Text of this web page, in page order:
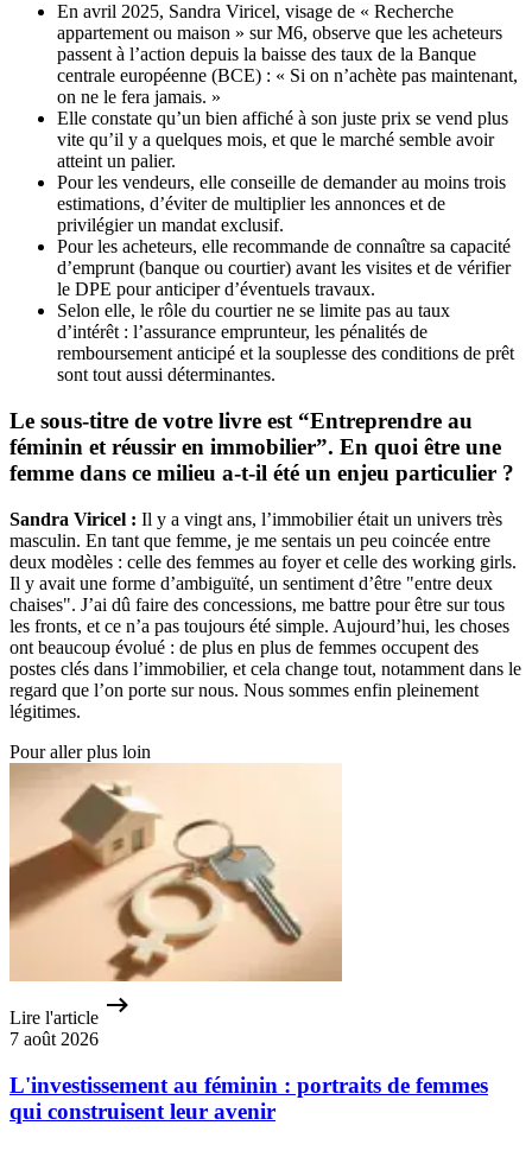
En avril 2025, Sandra Viricel, visage de « Recherche
appartement ou maison » sur M6, observe que les acheteurs
passent à l’action depuis la baisse des taux de la Banque
centrale européenne (BCE) : « Si on n’achète pas maintenant,
on ne le fera jamais. »
Elle constate qu’un bien affiché à son juste prix se vend plus
vite qu’il y a quelques mois, et que le marché semble avoir
atteint un palier.
Pour les vendeurs, elle conseille de demander au moins trois
estimations, d’éviter de multiplier les annonces et de
privilégier un mandat exclusif.
Pour les acheteurs, elle recommande de connaître sa capacité
d’emprunt (banque ou courtier) avant les visites et de vérifier
le DPE pour anticiper d’éventuels travaux.
Selon elle, le rôle du courtier ne se limite pas au taux
d’intérêt : l’assurance emprunteur, les pénalités de
remboursement anticipé et la souplesse des conditions de prêt
sont tout aussi déterminantes.
Le sous-titre de votre livre est “Entreprendre au
féminin et réussir en immobilier”. En quoi être une
femme dans ce milieu a-t-il été un enjeu particulier ?
Sandra Viricel : Il y a vingt ans, l’immobilier était un univers très
masculin. En tant que femme, je me sentais un peu coincée entre
deux modèles : celle des femmes au foyer et celle des working girls.
Il y avait une forme d’ambiguïté, un sentiment d’être "entre deux
chaises". J’ai dû faire des concessions, me battre pour être sur tous
les fronts, et ce n’a pas toujours été simple. Aujourd’hui, les choses
ont beaucoup évolué : de plus en plus de femmes occupent des
postes clés dans l’immobilier, et cela change tout, notamment dans le
regard que l’on porte sur nous. Nous sommes enfin pleinement
légitimes.
Pour aller plus loin
Lire l'article
7 août 2026
L'investissement au féminin : portraits de femmes
qui construisent leur avenir